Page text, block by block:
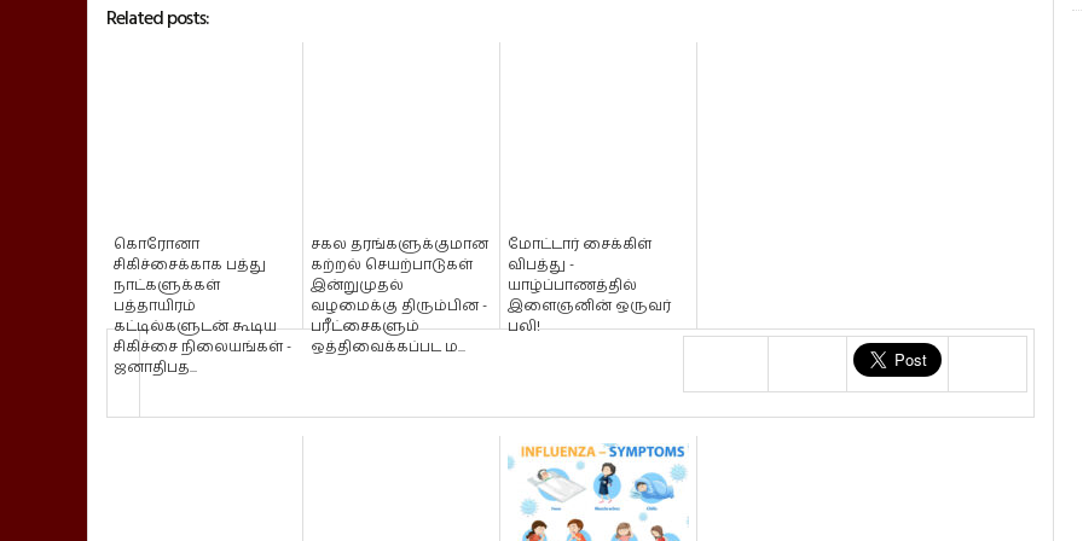
Related posts:
கொரோனா
சிகிச்சைக்காக பத்து
நாட்களுக்கள்
பத்தாயிரம்
கட்டில்களுடன் கூடிய
சிகிச்சை நிலையங்கள் -
ஜனாதிபத...
சகல தரங்களுக்குமான
கற்றல் செயற்பாடுகள்
இன்றுமுதல்
வழமைக்கு திரும்பின -
பரீட்சைகளும்
ஒத்திவைக்கப்பட ம...
மோட்டார் சைக்கிள்
விபத்து -
யாழ்ப்பாணத்தில்
இளைஞனின் ஒருவர்
பலி!